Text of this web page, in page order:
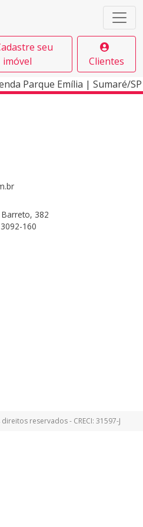
seu
imóvel
Clientes
Parque Emília | Sumaré/SP
382
160
reservados - CRECI: 31597-J